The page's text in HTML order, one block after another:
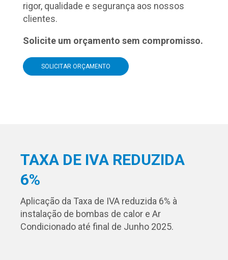
rigor, qualidade e segurança aos nossos
clientes.
Solicite um orçamento sem compromisso.
SOLICITAR ORÇAMENTO
TAXA DE IVA REDUZIDA
6%
Aplicação da Taxa de IVA reduzida 6% à
instalação de bombas de calor e Ar
Condicionado até final de Junho 2025.